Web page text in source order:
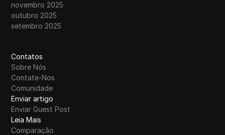
novembro 2025
outubro 2025
setembro 2025
Contatos
Sobre Nós
Contate-Nos
Comunidade
Enviar artigo
Enviar Guest Post
Leia Mais
Comparação